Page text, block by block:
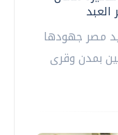
مصر جهودها
بمدن وقرى